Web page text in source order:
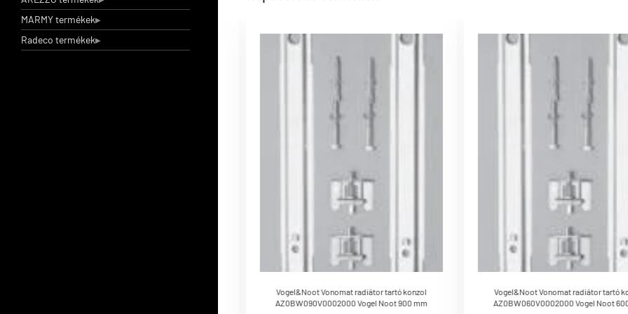
Vogel&Noot Vonomat radiátor tartó konzol
AZ0BW090V0002000 Vogel Noot 900 mm
Vogel&Noot Vonomat radiátor tartó
AZ0BW060V0002000 Vogel Noot
MARMY termékek
Radeco termékek